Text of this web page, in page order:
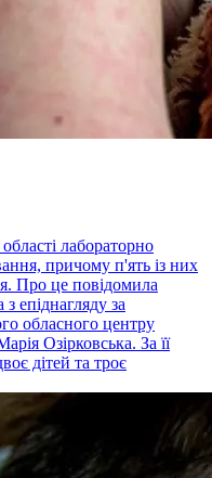
лабораторно
причому п'ять із них
Про це повідомила
епіднагляду за
обласного центру
Озірковська. За її
дітей та троє